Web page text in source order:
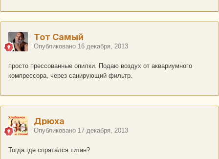
Тот Самый
Опубликовано 16 декабря, 2013
просто прессованные опилки. Подаю воздух от аквариумного
компрессора, через санирующий фильтр.
Дрюха
Опубликовано 17 декабря, 2013
Тогда где спрятался титан?